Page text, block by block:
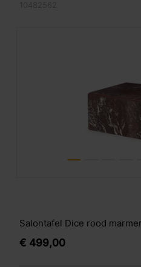
Salontafel Dice rood marmer
€ 499,00